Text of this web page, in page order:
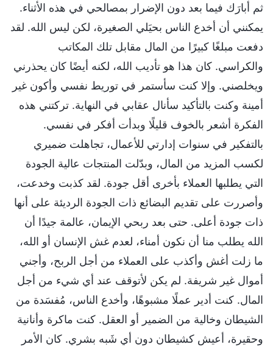
ثم أبارَك فيما بعد دون الإضرار بمصالحي في هذه الأثناء.
يمكنني أن أخدع الناس بحيَلي الصغيرة، لكن ليس الله. لقد
دفعت مبلغًا كبيرًا من المال مقابل تلك المكاتب
والكراسي. كان هذا هو تأديب الله، لكنه أيضًا كان يحذرني
ويخلصني. وإلا كنت سأستمر في توريط نفسي وأكون غير
أمينة وكنت بالتأكيد سأنال عقابي في النهاية. تركتني هذه
الفكرة أشعر بالخوف قليلًا وبدأت أفكر في نفسي.
بالتفكير في سنوات إدارتي للأعمال، تجاهلت ضميري
لكسب المزيد من المال، وبدّلت المنتجات عالية الجودة
التي يطلبها العملاء بأخرى أقل جودة. لقد كذبت وخدعت،
وأصررت على تقديم البضائع ذات الجودة الرديئة على أنها
ذات جودة أعلى. حتى بعد ربحي الإيمان، عالمة جيدًا أن
الله يطلب منا أن نكون أمناء، لعدم غش الإنسان أو الله،
ما زلت أغش وأكذب على العملاء من أجل الربح، وأجني
أموال غير شريفة. لم يكن لأتوقف عند أي شيء من أجل
المال. كنت أدير عملًا مشبوهًا، وأخدع الناس، مُفسَدة من
الشيطان وخالية من الضمير أو العقل. كنت ماكرة وأنانية
وحقيرة، أعيش كشيطان دون أي شَبه بشري. كان الأمر